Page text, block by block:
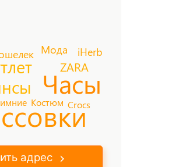
Часы
ZARA
iHerb
Мода
Костюм Crocs
адрес